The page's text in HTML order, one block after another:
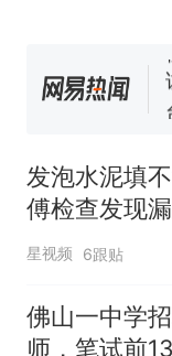
发泡水泥填
傅检查发现
风口未延伸到
星视频 6跟贴
佛山一中学
师，笔试前